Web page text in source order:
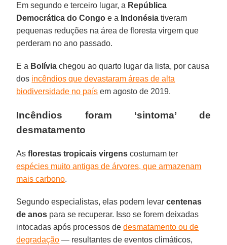
Em segundo e terceiro lugar, a República
Democrática do Congo e a Indonésia tiveram
pequenas reduções na área de floresta virgem que
perderam no ano passado.
E a Bolívia chegou ao quarto lugar da lista, por causa
dos incêndios que devastaram áreas de alta
biodiversidade no país em agosto de 2019.
Incêndios foram ‘sintoma’ de
desmatamento
Asflorestas tropicais virgens costumam ter
espécies muito antigas de árvores, que armazenam
mais carbono.
Segundo especialistas, elas podem levarcentenas
de anos para se recuperar. Isso se forem deixadas
intocadas após processos dedesmatamento ou de
degradação — resultantes de eventos climáticos,